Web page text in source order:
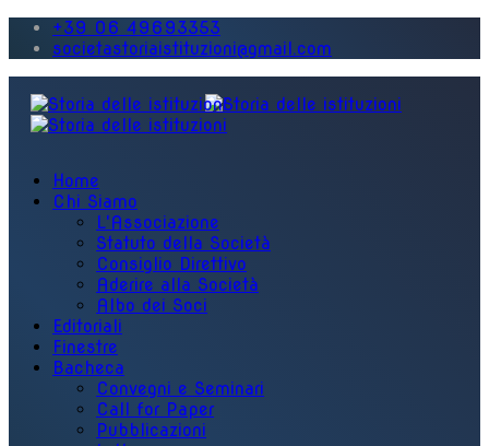
+39 06 49693353
societastoriaistituzioni@gmail.com
Home
Chi Siamo
L'Associazione
Statuto della Società
Consiglio Direttivo
Aderire alla Società
Albo dei Soci
Editoriali
Finestre
Bacheca
Convegni e Seminari
Call for Paper
Pubblicazioni